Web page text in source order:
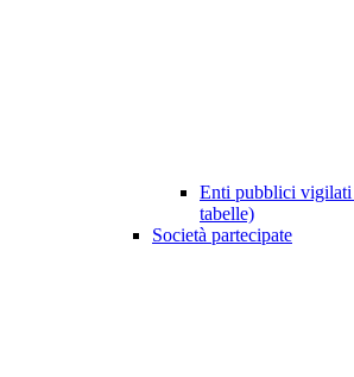
Enti pubblici vigilati
tabelle)
Società partecipate